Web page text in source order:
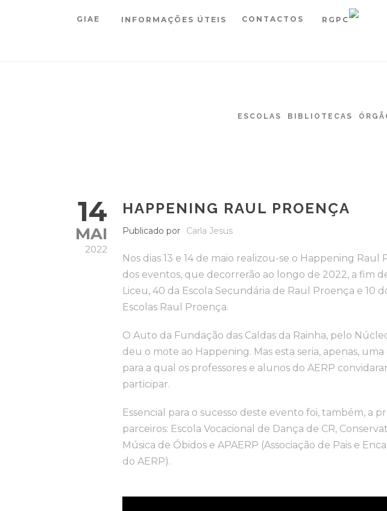
GIAE INFORMAÇÕES ÚTEIS CONTACTOS RGPC
ESCOLAS BIBLIOTECAS
14
MAI
2022
HAPPENING RAUL PROENÇA
Publicado por Carla Jesus
Nos dias 13 e 14 de maio realizou-se o Happening Raul
dos eventos, que decorrerão ao longo de 2022, a fim
Liceu, 40 da Escola Secundária de Raul Proença e 10
Escolas Raul Proença.
O Auto da Fundação das Caldas da Rainha, pelo
deu o mote ao Happening. Mas esta seria, apenas,
para a qual os professores e alunos do AERP
participar.
Essencial para o sucesso deste evento foi, também, a
parceiros: Escola Vocacional de Dança de CR,
Música de Óbidos e APAERP (Associação de Pais e
do AERP).